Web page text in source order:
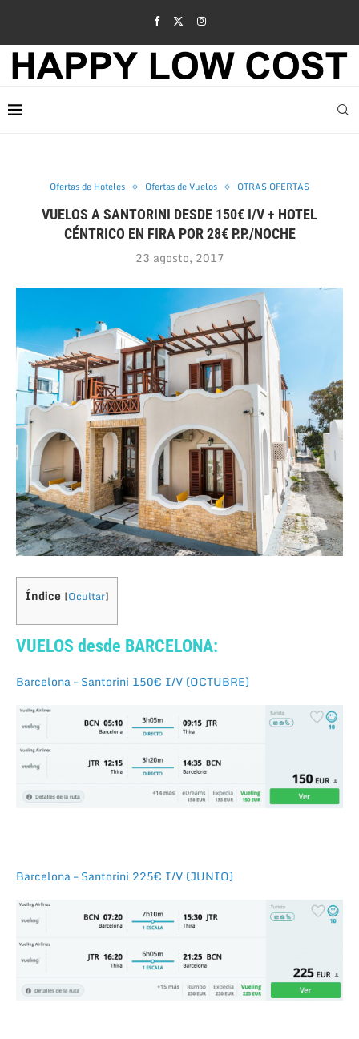
Ofertas de Hoteles Ofertas de Vuelos OTRAS OFERTAS
VUELOS A SANTORINI DESDE 150€ I/V + HOTEL
CÉNTRICO EN FIRA POR 28€ P.P./NOCHE
23 agosto, 2017
Índice [Ocultar]
VUELOS desde BARCELONA:
Barcelona – Santorini 150€ I/V (OCTUBRE)
Barcelona – Santorini 225€ I/V (JUNIO)